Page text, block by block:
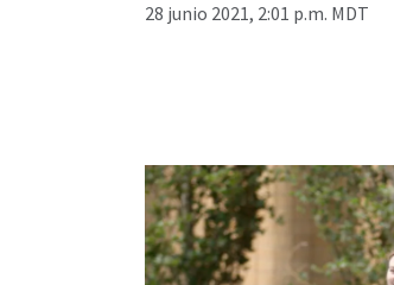
28 junio 2021, 2:01 p.m. MDT